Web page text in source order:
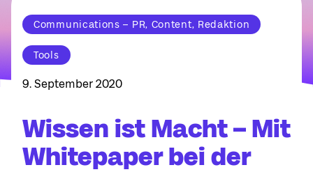
Communications – PR, Content, Redaktion
Tools
9. September 2020
Wissen ist Macht – Mit
Whitepaper bei der